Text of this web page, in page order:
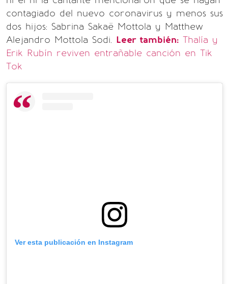
contagiado del nuevo coronavirus y menos sus
dos hijos: Sabrina Sakaë Mottola y Matthew
Alejandro Mottola Sodi. Leer también: Thalía y
Erik Rubín reviven entrañable canción en Tik
Tok
Ver esta publicación en Instagram